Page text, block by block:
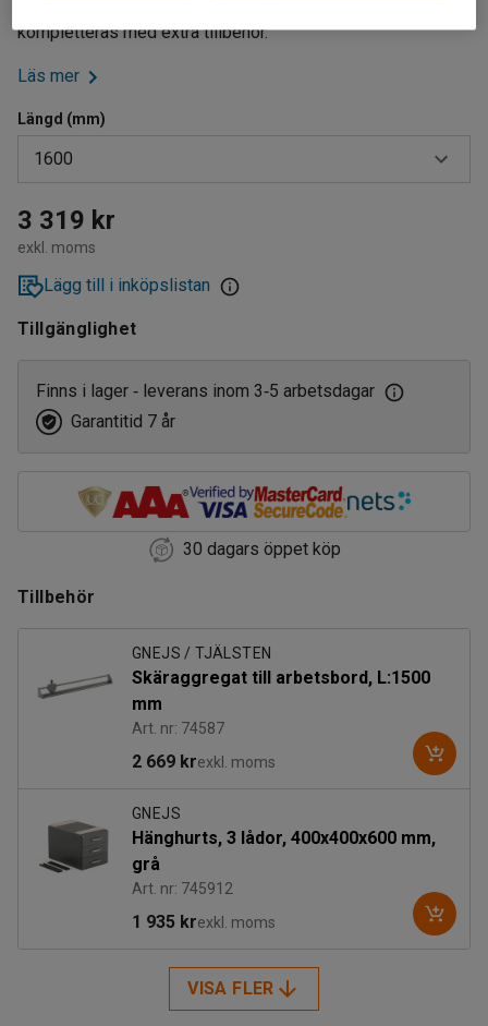
kompletteras med extra tillbehör.
Läs mer
Längd (mm)
1600
1600
2000
2400
3 319 kr
exkl. moms
Lägg till i inköpslistan
Tillgänglighet
Finns i lager ‑ leverans inom 3‑5 arbetsdagar
Garantitid 7 år
30 dagars öppet köp
Tillbehör
GNEJS / TJÄLSTEN
Skäraggregat till arbetsbord, L:1500
mm
Art. nr: 74587
2 669 krexkl. moms
GNEJS
Hänghurts, 3 lådor, 400x400x600 mm,
grå
Art. nr: 745912
1 935 krexkl. moms
VISA FLER